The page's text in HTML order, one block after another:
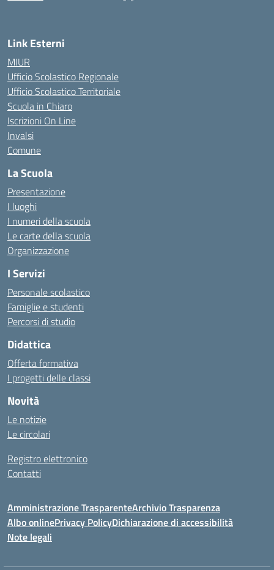
Link Esterni
MIUR
Ufficio Scolastico Regionale
Ufficio Scolastico Territoriale
Scuola in Chiaro
Iscrizioni On Line
Invalsi
Comune
La Scuola
Presentazione
I luoghi
I numeri della scuola
Le carte della scuola
Organizzazione
I Servizi
Personale scolastico
Famiglie e studenti
Percorsi di studio
Didattica
Offerta formativa
I progetti delle classi
Novità
Le notizie
Le circolari
Registro elettronico
Contatti
Amministrazione TrasparenteArchivio Trasparenza
Albo onlinePrivacy PolicyDichiarazione di accessibilità
Note legali